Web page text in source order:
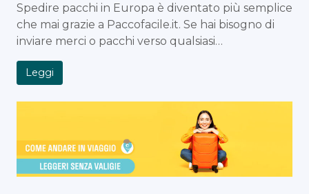
Spedire pacchi in Europa è diventato più semplice
che mai grazie a Paccofacile.it. Se hai bisogno di
inviare merci o pacchi verso qualsiasi…
Leggi